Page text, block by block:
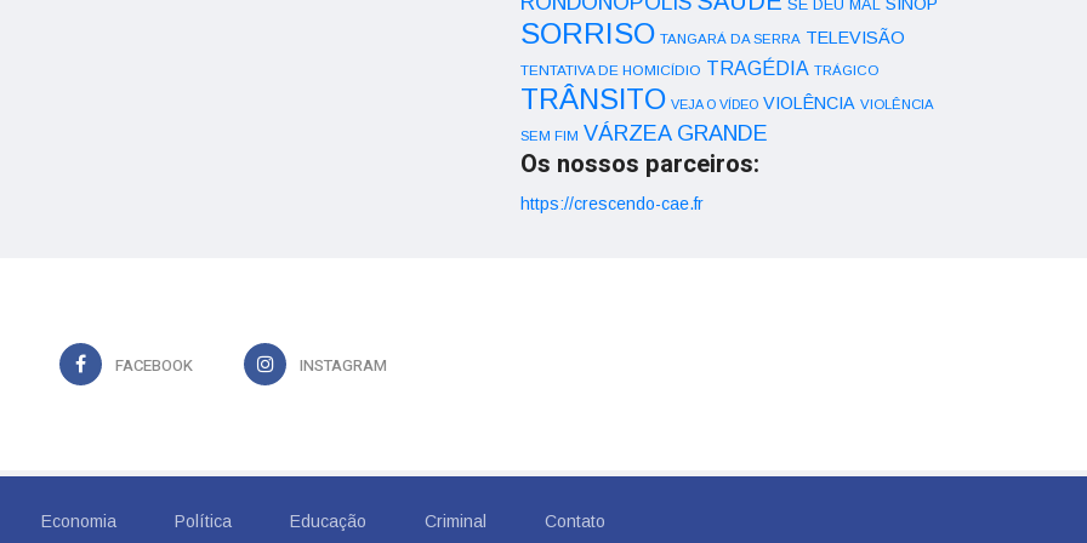
SE DEU MAL
SORRISO TANGARÁ DA SERRA TELEVISÃO
TENTATIVA DE HOMICÍDIO TRAGÉDIA TRÁGICO
TRÂNSITO VEJA O VÍDEO VIOLÊNCIA VIOLÊNCIA
SEM FIM VÁRZEA GRANDE
Os nossos parceiros:
https://crescendo-cae.fr
FACEBOOK INSTAGRAM
Economia Política Educação Criminal Contato